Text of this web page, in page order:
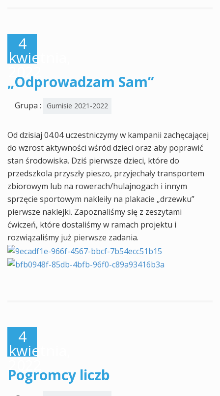
4
kwietnia,
2022
„Odprowadzam Sam”
Grupa : Gumisie 2021-2022
Od dzisiaj 04.04 uczestniczymy w kampanii zachęcającej
do wzrost aktywności wśród dzieci oraz aby poprawić
stan środowiska. Dziś pierwsze dzieci, które do
przedszkola przyszły pieszo, przyjechały transportem
zbiorowym lub na rowerach/hulajnogach i innym
sprzęcie sportowym nakleiły na plakacie „drzewku”
pierwsze naklejki. Zapoznaliśmy się z zeszytami
ćwiczeń, które dostaliśmy w ramach projektu i
rozwiązaliśmy już pierwsze zadania.
4
kwietnia,
2022
Pogromcy liczb